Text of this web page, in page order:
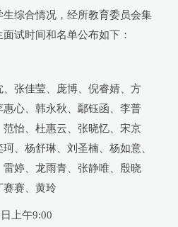
综合情况，经所教育委员会集
试时间和名单公布如下：
张佳莹、庞博、倪睿婧、方
心、韩永秋、鄢钰函、李普
怡、杜惠云、张晓忆、宋京
、杨舒琳、刘圣楠、杨如意、
婷、龙雨青、张静唯、殷晓
赛赛、黄玲
上午9:00